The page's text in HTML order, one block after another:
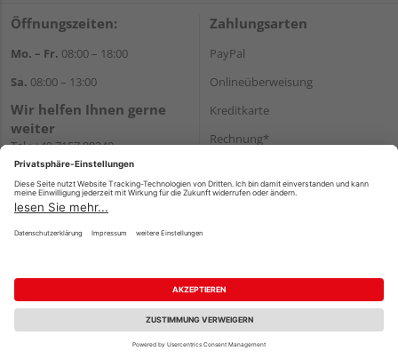
Öffnungszeiten:
Mo. – Fr. 08:00 – 18:00
Sa. 08:00 – 13:00
Wir helfen Ihnen gerne
weiter
Tel.:+49 7157 88240
E-Mail:shop@holzland-
filderstadt.de
Zahlungsarten
PayPal
Onlineüberweisung
Kreditkarte
Rechnung*
Versand
Impressum AGB Widerruf
Datenschutz
Reservierungsbedingungen
Vertrag widerrufen